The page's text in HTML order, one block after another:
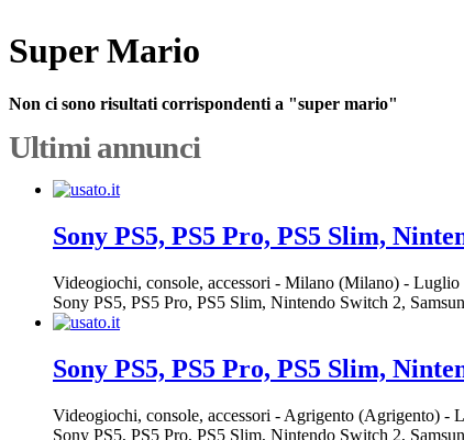
Super Mario
Non ci sono risultati corrispondenti a "super mario"
Ultimi annunci
Sony PS5, PS5 Pro, PS5 Slim,
Videogiochi, console, accessori - Milano (Milano) - Luglio
Sony PS5, PS5 Pro, PS5 Slim, Nintendo Switch 2,
Sony PS5, PS5 Pro, PS5 Slim,
Videogiochi, console, accessori - Agrigento (Agrigento) -
Sony PS5, PS5 Pro, PS5 Slim, Nintendo Switch 2,